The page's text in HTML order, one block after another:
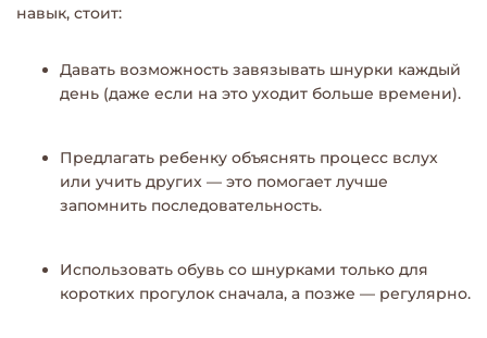
навык, стоит:
Давать возможность завязывать шнурки каждый
день (даже если на это уходит больше времени).
Предлагать ребенку объяснять процесс вслух
или учить других — это помогает лучше
запомнить последовательность.
Использовать обувь со шнурками только для
коротких прогулок сначала, а позже — регулярно.